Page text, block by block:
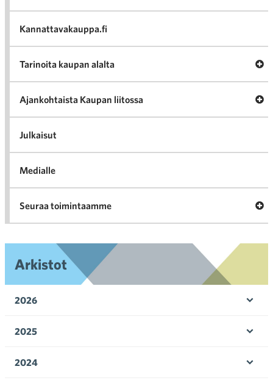
Kannattavakauppa.fi
Tarinoita kaupan alalta
Ajankohtaista Kaupan liitossa
Julkaisut
Medialle
Seuraa toimintaamme
Arkistot
2026
2025
2024